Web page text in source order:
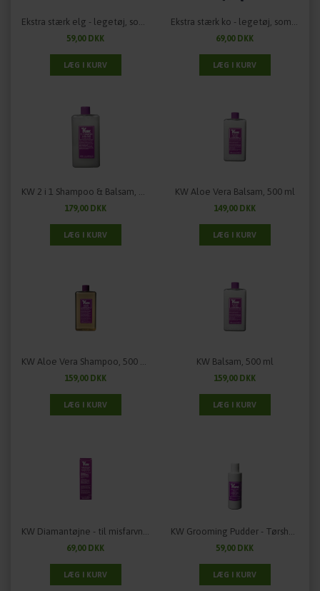
Ekstra stærk elg - legetøj, som kan holde til lidt ekstra
59,00 DKK
Ekstra stærk ko - legetøj, som kan holde til lidt ekstra
69,00 DKK
KW 2 i 1 Shampoo & Balsam, 500 ml
179,00 DKK
KW Aloe Vera Balsam, 500 ml
149,00 DKK
KW Aloe Vera Shampoo, 500 ml
159,00 DKK
KW Balsam, 500 ml
159,00 DKK
KW Diamantøjne - til misfarvninger ved øjnene
69,00 DKK
KW Grooming Pudder - Tørshampoo - 50 gram
59,00 DKK